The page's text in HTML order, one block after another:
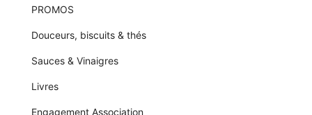
PROMOS
Douceurs, biscuits & thés
Sauces & Vinaigres
Livres
Engagement Association